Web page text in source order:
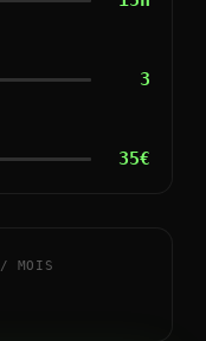
3
35€
/ MOIS